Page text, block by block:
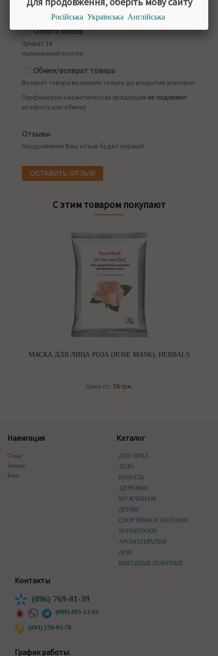
Стоимость доставки до 1500грн
Новая почта от 50 грн
Оплата заказа
Приват 24
Наложенный платеж
Обмен/возврат товара
Возврат товара возможен только до вскрытия упаковки
Парфюмерно-косметическая продукция не подлежит
возврату или обмену
Отзывы
Поздравляем! Ваш отзыв будет первый!
ОСТАВИТЬ ОТЗЫВ
С этим товаром покупают
МАСКА ДЛЯ ЛИЦА РОЗА (ROSE MASK), HERBALS
Цена от: 56 грн.
Навигация
О нас
Акции
Блог
Каталог
ДЛЯ ЛИЦА
ТЕЛО
ВОЛОСЫ
ЗДОРОВЬЕ
МУЖЧИНАМ
ДЕТЯМ
СПОРТИВНОЕ ПИТАНИЕ
SUPERFOODS
АРОМАТЕРАПИЯ
ДОМ
ВЫГОДНЫЕ ПОКУПКИ
Контакты
(096) 769-81-39
(099) 495-13-65
(093) 159-93-78
График работы:
Російська Українська Англійська